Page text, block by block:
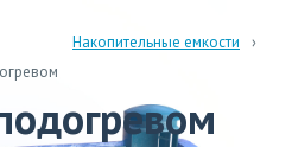
Накопительные емкости